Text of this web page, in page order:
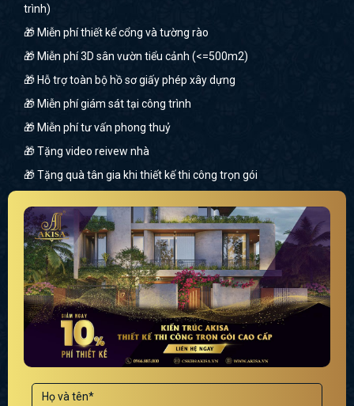
trình)
🎁 Miễn phí thiết kế cổng và tường rào
🎁 Miễn phí 3D sân vườn tiểu cảnh (<=500m2)
🎁 Hỗ trợ toàn bộ hồ sơ giấy phép xây dựng
🎁 Miễn phí giám sát tại công trình
🎁 Miễn phí tư vấn phong thuỷ
🎁 Tặng video reivew nhà
🎁 Tặng quà tân gia khi thiết kế thi công trọn gói